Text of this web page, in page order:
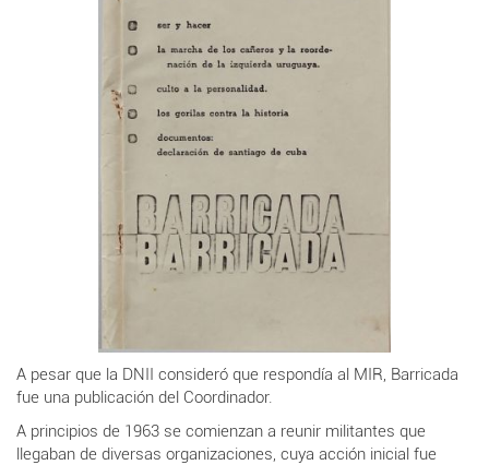
A pesar que la DNII consideró que respondía al MIR, Barricada
fue una publicación del Coordinador.
A principios de 1963 se comienzan a reunir militantes que
llegaban de diversas organizaciones, cuya acción inicial fue